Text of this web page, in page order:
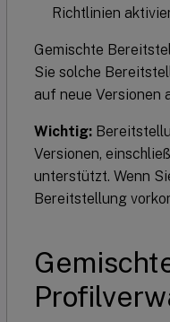
Richtlinien
Gemischte
Sie solche
auf neue Versionen
Wichtig:
Versionen,
unterstützt. Wenn
Bereitstellung